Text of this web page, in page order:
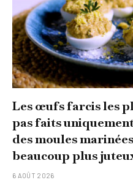
Les œufs farcis les
pas faits
des moules
beaucoup plus
6 AOÛT 2026